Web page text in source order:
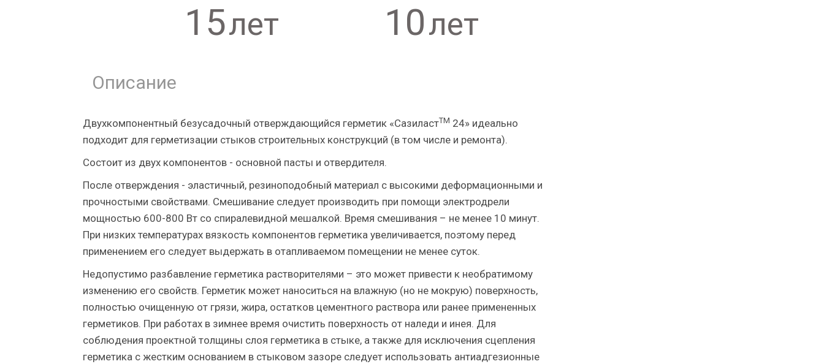
15лет 10лет
Описание
Двухкомпонентный безусадочный отверждающийся герметик «СазиластTM 24» идеально
подходит для герметизации стыков строительных конструкций (в том числе и ремонта).
Состоит из двух компонентов - основной пасты и отвердителя.
После отверждения - эластичный, резиноподобный материал с высокими деформационными и
прочностыми свойствами. Смешивание следует производить при помощи электродрели
мощностью 600-800 Вт со спиралевидной мешалкой. Время смешивания – не менее 10 минут.
При низких температурах вязкость компонентов герметика увеличивается, поэтому перед
применением его следует выдержать в отапливаемом помещении не менее суток.
Недопустимо разбавление герметика растворителями – это может привести к необратимому
изменению его свойств. Герметик может наноситься на влажную (но не мокрую) поверхность,
полностью очищенную от грязи, жира, остатков цементного раствора или ранее примененных
герметиков. При работах в зимнее время очистить поверхность от наледи и инея. Для
соблюдения проектной толщины слоя герметика в стыке, а также для исключения сцепления
герметика с жестким основанием в стыковом зазоре следует использовать антиадгезионные